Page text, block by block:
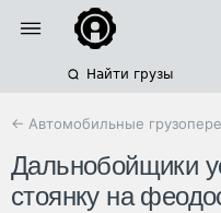
Найти грузы
← Автомобильные
Дальнобойщики
стоянку на